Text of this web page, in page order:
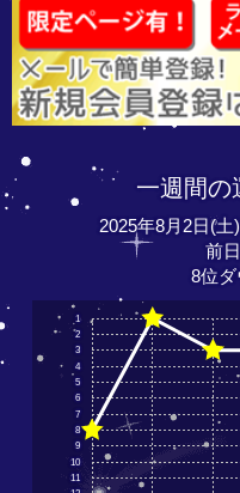
一週間の
2025年8月2日(土
前
8位ダ
11
10
9
8
7
6
5
4
3
2
1